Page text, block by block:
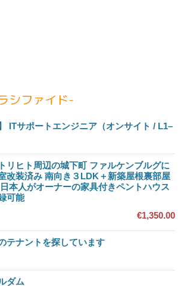
シファイド-
ITサポートエンジニア（オンサイト / L1–
リヒト周辺の城下町 ファルケンブルグに
改装済み 南向き３LDK＋新築屋根裏部屋
本人がオーナーの家具付きペントハウス
可能
€1,350.00
テナントを探しています
ダム